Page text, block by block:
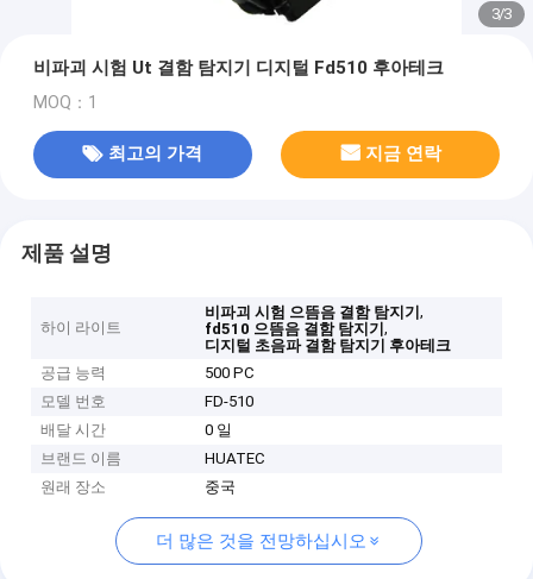
1/3
비파괴 시험 Ut 결함 탐지기 디지털 Fd510 후아테크
MOQ：1
최고의 가격 지금 연락
제품 설명
하이 라이트
비파괴 시험 으뜸음 결함 탐지기,
fd510 으뜸음 결함 탐지기,
디지털 초음파 결함 탐지기 후아테크
공급 능력
500 PC
모델 번호
FD-510
배달 시간
0 일
브랜드 이름
HUATEC
원래 장소
중국
더 많은 것을 전망하십시오